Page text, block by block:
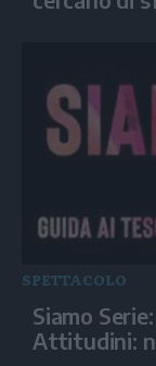
SPETTACOLO
Siamo
Attitudini: